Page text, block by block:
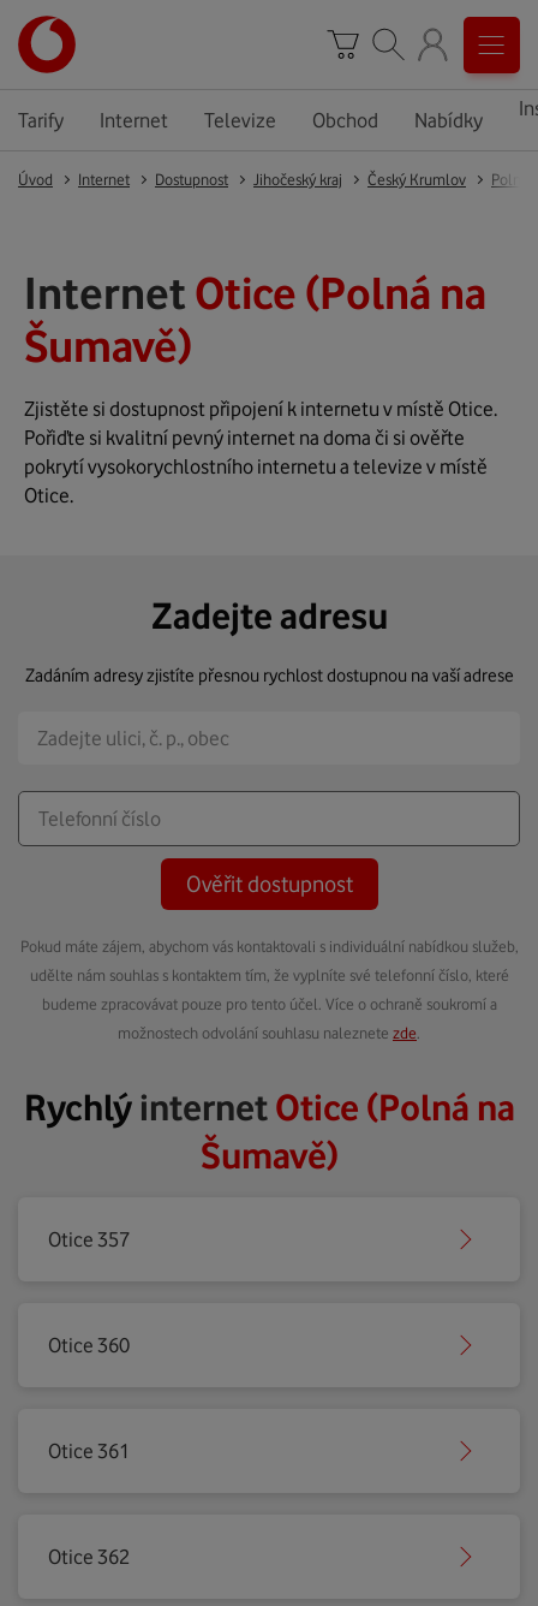
Tarify Internet Televize Obchod Nabídky
Úvod Internet Dostupnost Jihočeský kraj Český Krumlov Polná
Internet Otice (Polná na
Šumavě)
Zjistěte si dostupnost připojení k internetu v místě Otice.
Pořiďte si kvalitní pevný internet na doma či si ověřte
pokrytí vysokorychlostního internetu a televize v místě
Otice.
Zadejte adresu
Zadáním adresy zjistíte přesnou rychlost dostupnou na vaší adrese
Ověřit dostupnost
Pokud máte zájem, abychom vás kontaktovali s individuální nabídkou služeb,
udělte nám souhlas s kontaktem tím, že vyplníte své telefonní číslo, které
budeme zpracovávat pouze pro tento účel. Více o ochraně soukromí a
možnostech odvolání souhlasu naleznete zde
RychlýinternetOtice (Polná na
Šumavě)
Otice 357
Otice 360
Otice 361
Otice 362